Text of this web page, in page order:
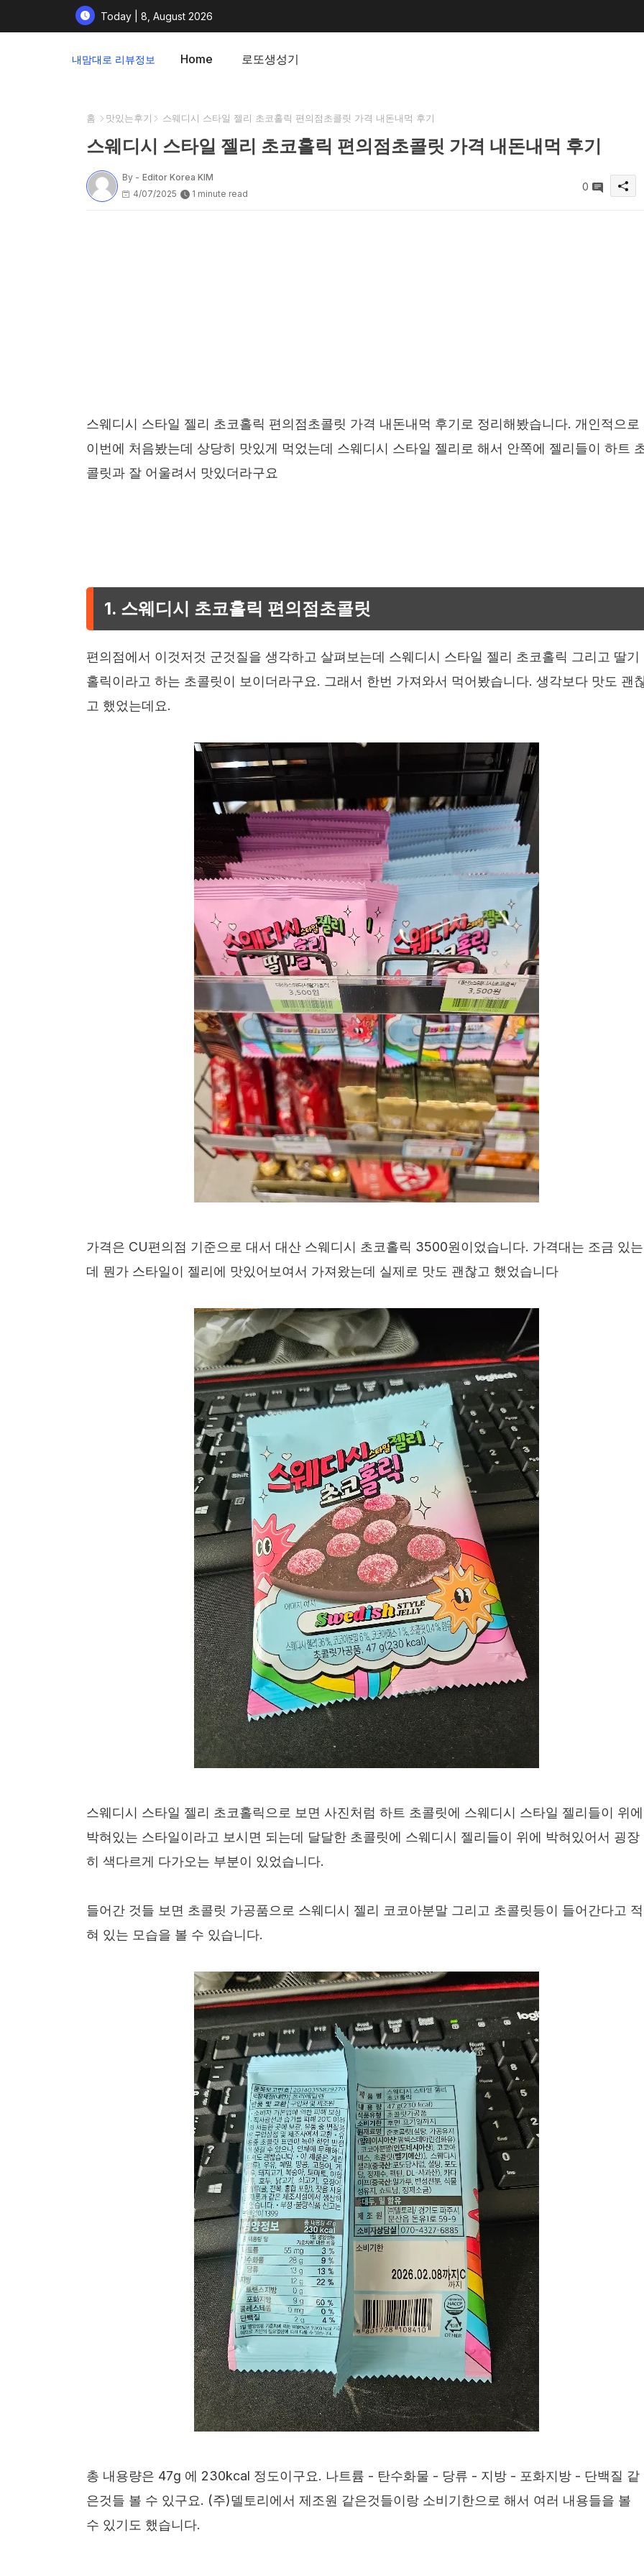
Today | 8, August 2026
내맘대로 리뷰정보 Home 로또생성기
홈 맛있는후기 스웨디시 스타일 젤리 초코홀릭 편의점초콜릿 가격 내돈내먹 후기
스웨디시 스타일 젤리 초코홀릭 편의점초콜릿 가격 내돈내먹 후기
By - Editor Korea KIM
4/07/2025
1 minute read
0
스웨디시 스타일 젤리 초코홀릭 편의점초콜릿 가격 내돈내먹 후기로 정리해봤습니다. 개인적으로
이번에 처음봤는데 상당히 맛있게 먹었는데 스웨디시 스타일 젤리로 해서 안쪽에 젤리들이 하트
콜릿과 잘 어울려서 맛있더라구요
1. 스웨디시 초코홀릭 편의점초콜릿
편의점에서 이것저것 군것질을 생각하고 살펴보는데 스웨디시 스타일 젤리 초코홀릭 그리고 딸기
홀릭이라고 하는 초콜릿이 보이더라구요. 그래서 한번 가져와서 먹어봤습니다. 생각보다 맛도 괜
고 했었는데요.
가격은 CU편의점 기준으로 대서 대산 스웨디시 초코홀릭 3500원이었습니다. 가격대는 조금 있는
데 뭔가 스타일이 젤리에 맛있어보여서 가져왔는데 실제로 맛도 괜찮고 했었습니다
스웨디시 스타일 젤리 초코홀릭으로 보면 사진처럼 하트 초콜릿에 스웨디시 스타일 젤리들이 위에
박혀있는 스타일이라고 보시면 되는데 달달한 초콜릿에 스웨디시 젤리들이 위에 박혀있어서 굉장
히 색다르게 다가오는 부분이 있었습니다.
들어간 것들 보면 초콜릿 가공품으로 스웨디시 젤리 코코아분말 그리고 초콜릿등이 들어간다고 적
혀 있는 모습을 볼 수 있습니다.
총 내용량은 47g 에 230kcal 정도이구요. 나트륨 - 탄수화물 - 당류 - 지방 - 포화지방 - 단백질 같
은것들 볼 수 있구요. (주)델토리에서 제조원 같은것들이랑 소비기한으로 해서 여러 내용들을 볼
수 있기도 했습니다.